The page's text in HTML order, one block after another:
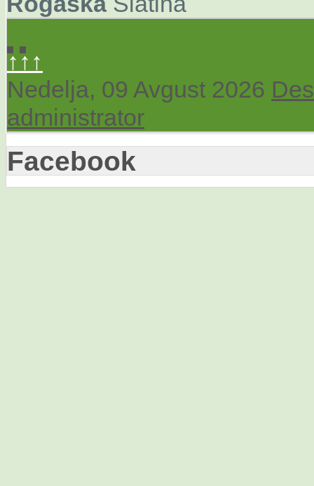
↑↑↑
Nedelja, 09 Avgust 2026
administrator
Facebook